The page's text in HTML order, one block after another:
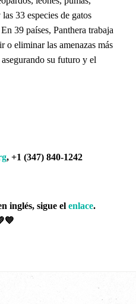
33 especies de gatos
39 países, Panthera trabaja
o eliminar las amenazas más
su futuro y el
, +1 (347) 840-1242
inglés, sigue el enlace.